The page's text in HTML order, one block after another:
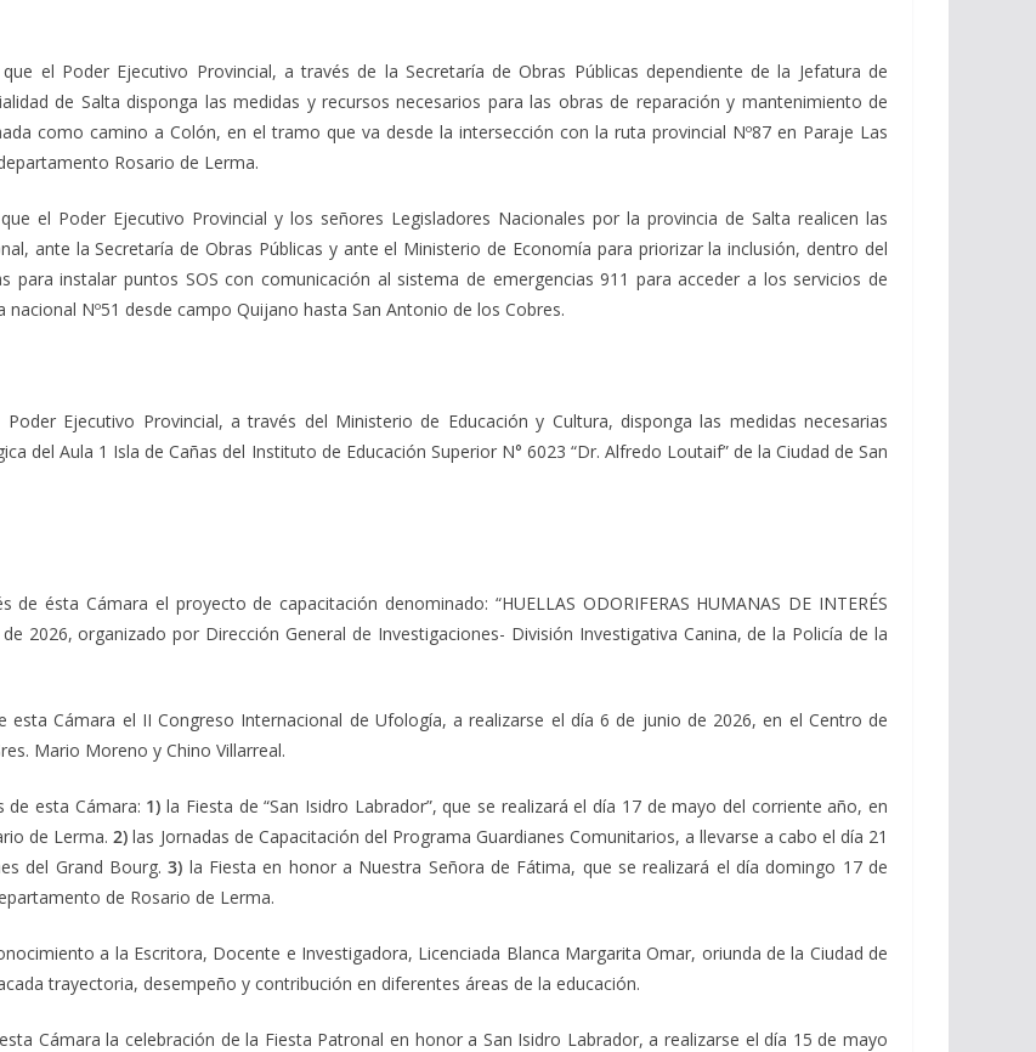
el Poder Ejecutivo Provincial, a través de la Secretaría de Obras Públicas dependiente de la Jefatura de
de Salta disponga las medidas y recursos necesarios para las obras de reparación y mantenimiento de
como camino a Colón, en el tramo que va desde la intersección con la ruta provincial Nº87 en Paraje Las
Rosario de Lerma.
el Poder Ejecutivo Provincial y los señores Legisladores Nacionales por la provincia de Salta realicen las
ante la Secretaría de Obras Públicas y ante el Ministerio de Economía para priorizar la inclusión, dentro del
instalar puntos SOS con comunicación al sistema de emergencias 911 para acceder a los servicios de
Nº51 desde campo Quijano hasta San Antonio de los Cobres.
Ejecutivo Provincial, a través del Ministerio de Educación y Cultura, disponga las medidas necesarias
del Aula 1 Isla de Cañas del Instituto de Educación Superior N° 6023 “Dr. Alfredo Loutaif” de la Ciudad de San
de ésta Cámara el proyecto de capacitación denominado: “HUELLAS ODORIFERAS HUMANAS DE INTERÉS
2026, organizado por Dirección General de Investigaciones- División Investigativa Canina, de la Policía de la
esta Cámara el II Congreso Internacional de Ufología, a realizarse el día 6 de junio de 2026, en el Centro de
Mario Moreno y Chino Villarreal.
de esta Cámara: 1) la Fiesta de “San Isidro Labrador”, que se realizará el día 17 de mayo del corriente año, en
de Lerma.2)las Jornadas de Capacitación del Programa Guardianes Comunitarios, a llevarse a cabo el día 21
del Grand Bourg.3) la Fiesta en honor a Nuestra Señora de Fátima, que se realizará el día domingo 17 de
de Rosario de Lerma.
a la Escritora, Docente e Investigadora, Licenciada Blanca Margarita Omar, oriunda de la Ciudad de
trayectoria, desempeño y contribución en diferentes áreas de la educación.
Cámara la celebración de la Fiesta Patronal en honor a San Isidro Labrador, a realizarse el día 15 de mayo